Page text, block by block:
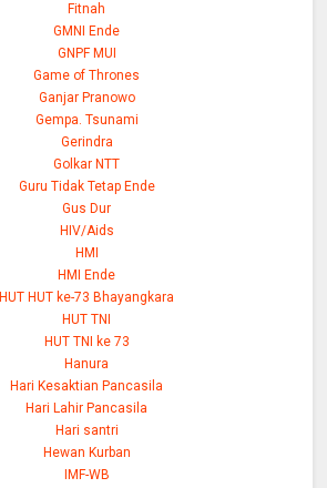
Fitnah
GMNI Ende
GNPF MUI
Game of Thrones
Ganjar Pranowo
Gempa. Tsunami
Gerindra
Golkar NTT
Guru Tidak Tetap Ende
Gus Dur
HIV/Aids
HMI
HMI Ende
HUT HUT ke-73 Bhayangkara
HUT TNI
HUT TNI ke 73
Hanura
Hari Kesaktian Pancasila
Hari Lahir Pancasila
Hari santri
Hewan Kurban
IMF-WB